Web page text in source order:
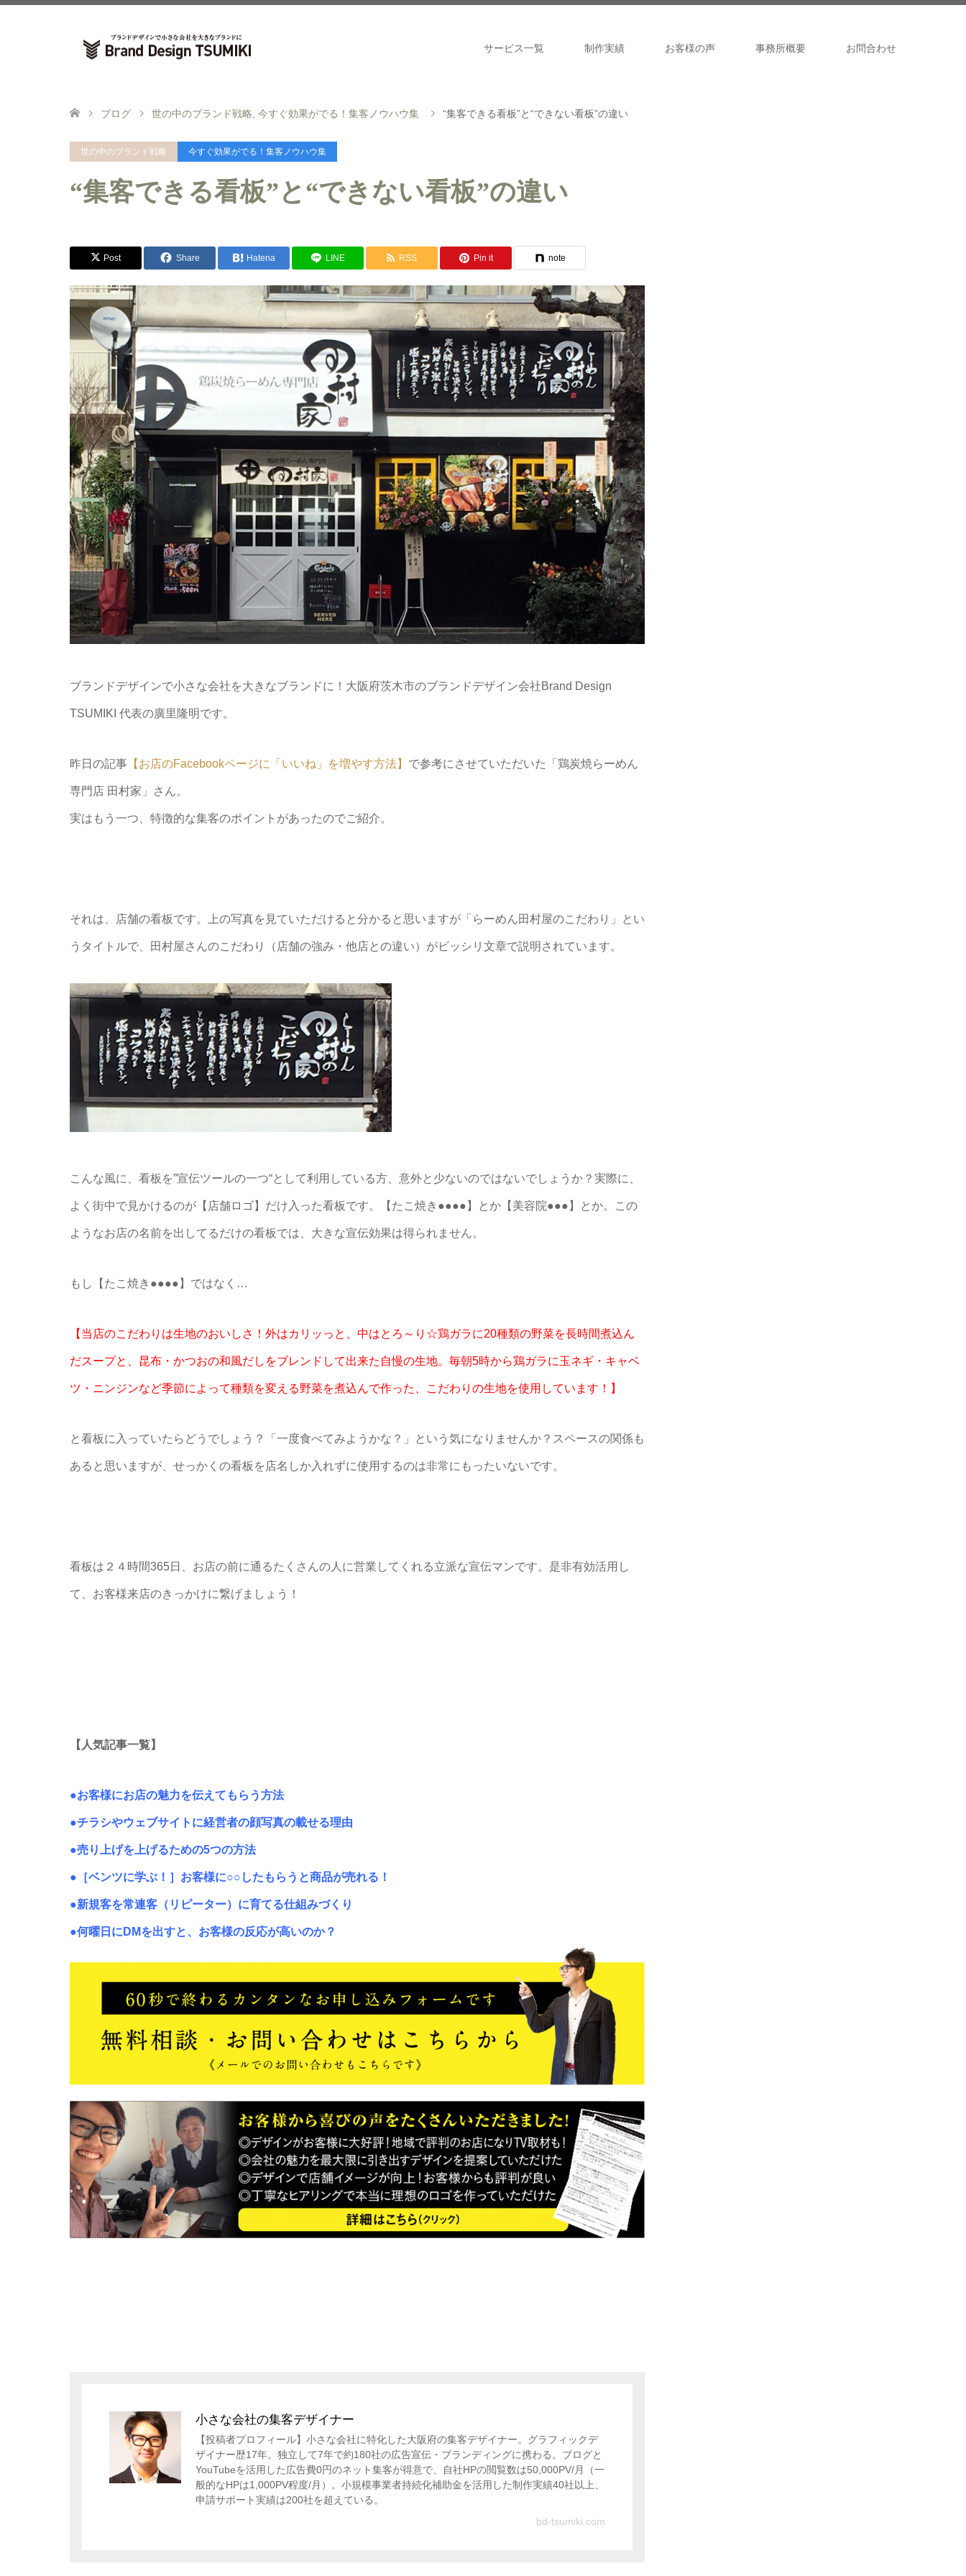
サービス一覧 制作実績 お客様の声 事務所概要 お問合わせ
ブログ 世の中のブランド戦略 今すぐ効果がでる！集客ノウハウ集 “集客できる看板”と“できない看板”の違い
世の中のブランド戦略 今すぐ効果がでる！集客ノウハウ集
“集客できる看板”と“できない看板”の違い
Post Share Hatena LINE RSS Pin it note
ブランドデザインで小さな会社を大きなブランドに！大阪府茨木市のブランドデザイン会社Brand Design
TSUMIKI 代表の廣里隆明です。
昨日の記事 【お店のFacebookページに「いいね」を増やす方法】 で参考にさせていただいた「鶏炭焼らーめん
専門店 田村家」さん。
実はもう一つ、特徴的な集客のポイントがあったのでご紹介。
それは、店舗の看板です。上の写真を見ていただけると分かると思いますが「らーめん田村屋のこだわり」とい
うタイトルで、田村屋さんのこだわり（店舗の強み・他店との違い）がビッシリ文章で説明されています。
こんな風に、看板を”宣伝ツールの一つ“として利用している方、意外と少ないのではないでしょうか？実際に、
よく街中で見かけるのが【店舗ロゴ】だけ入った看板です。【たこ焼き●●●●】とか【美容院●●●】とか。この
ようなお店の名前を出してるだけの看板では、大きな宣伝効果は得られません。
もし【たこ焼き●●●●】ではなく…
【当店のこだわりは生地のおいしさ！外はカリッっと、中はとろ～り☆鶏ガラに20種類の野菜を長時間煮込ん
だスープと、昆布・かつおの和風だしをブレンドして出来た自慢の生地。毎朝5時から鶏ガラに玉ネギ・キャベ
ツ・ニンジンなど季節によって種類を変える野菜を煮込んで作った、こだわりの生地を使用しています！】
と看板に入っていたらどうでしょう？「一度食べてみようかな？」という気になりませんか？スペースの関係も
あると思いますが、せっかくの看板を店名しか入れずに使用するのは非常にもったいないです。
看板は２４時間365日、お店の前に通るたくさんの人に営業してくれる立派な宣伝マンです。是非有効活用し
て、お客様来店のきっかけに繋げましょう！
【人気記事一覧】
●お客様にお店の魅力を伝えてもらう方法
●チラシやウェブサイトに経営者の顔写真の載せる理由
●売り上げを上げるための5つの方法
●［ベンツに学ぶ！］お客様に○○したもらうと商品が売れる！
●新規客を常連客（リピーター）に育てる仕組みづくり
●何曜日にDMを出すと、お客様の反応が高いのか？
小さな会社の集客デザイナー
【投稿者プロフィール】小さな会社に特化した大阪府の集客デザイナー。グラフィックデ
ザイナー歴17年。独立して7年で約180社の広告宣伝・ブランディングに携わる。ブログと
YouTubeを活用した広告費0円のネット集客が得意で、自社HPの閲覧数は50,000PV/月（一
般的なHPは1,000PV程度/月）。小規模事業者持続化補助金を活用した制作実績40社以上、
申請サポート実績は200社を超えている。
bd-tsumiki.com